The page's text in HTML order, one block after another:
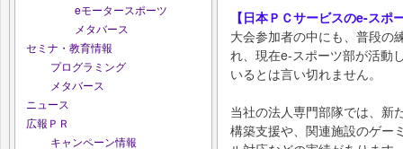
eモータースポーツ
メタバース
セミナ・教育情報
プログラミング
メタバース
ニュース
広報ＰＲ
キャンペーン情報
【日本ＰＣサービスのe-スポ
大会参加者の中にも、普段の
れ、現在e-スポーツ部が活動
いるとは言い切れません。
当社の法人専門部隊では、新
構築支援や、関連施設のゲー